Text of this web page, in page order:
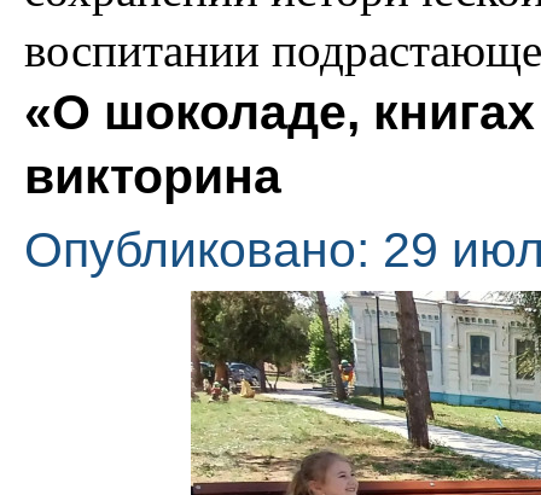
воспитании
«О шоколаде,
викторина
Опубликовано: 29